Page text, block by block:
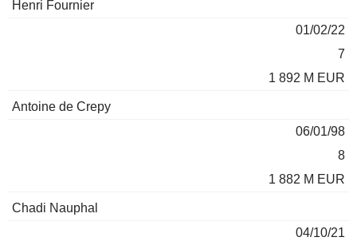
Henri Fournier
01/02/22
7
1 892 M EUR
Antoine de Crepy
06/01/98
8
1 882 M EUR
Chadi Nauphal
04/10/21